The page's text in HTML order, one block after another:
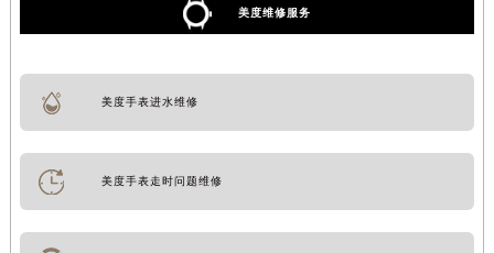
美度维修服务
美度手表进水维修
美度手表走时问题维修